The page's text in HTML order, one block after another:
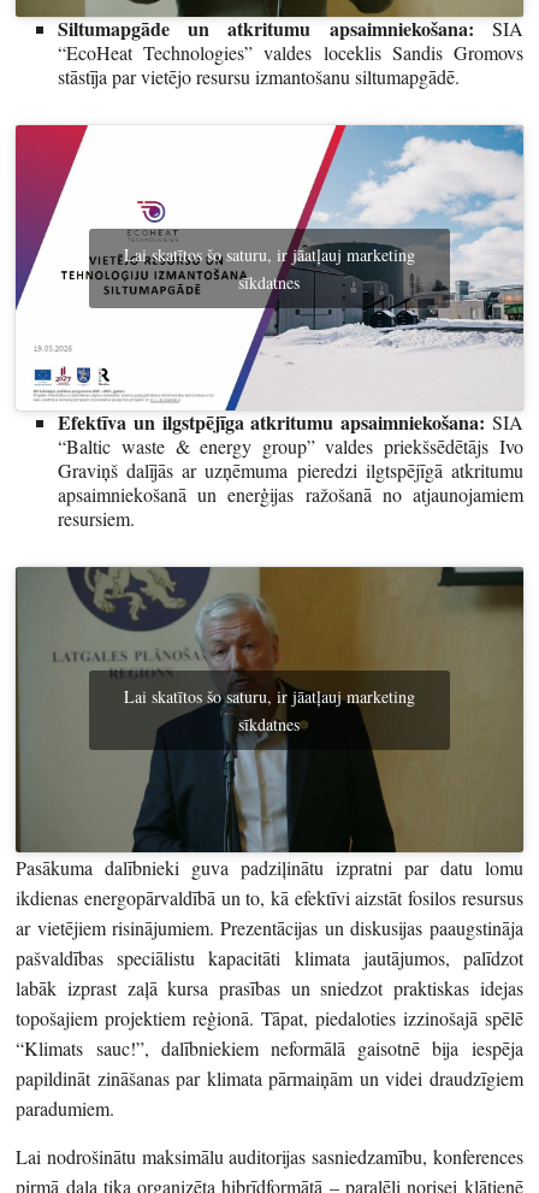
Siltumapgāde un atkritumu apsaimniekošana: SIA
“EcoHeat Technologies” valdes loceklis Sandis Gromovs
stāstīja par vietējo resursu izmantošanu siltumapgādē.
Lai skatītos šo saturu, ir jāatļauj marketing
sīkdatnes
Efektīva un ilgstpējīga atkritumu apsaimniekošana: SIA
“Baltic waste & energy group” valdes priekšsēdētājs Ivo
Graviņš dalījās ar uzņēmuma pieredzi ilgtspējīgā atkritumu
apsaimniekošanā un enerģijas ražošanā no atjaunojamiem
resursiem.
Lai skatītos šo saturu, ir jāatļauj marketing
sīkdatnes
Pasākuma dalībnieki guva padziļinātu izpratni par datu lomu
ikdienas energopārvaldībā un to, kā efektīvi aizstāt fosilos resursus
ar vietējiem risinājumiem. Prezentācijas un diskusijas paaugstināja
pašvaldības speciālistu kapacitāti klimata jautājumos, palīdzot
labāk izprast zaļā kursa prasības un sniedzot praktiskas idejas
topošajiem projektiem reģionā. Tāpat, piedaloties izzinošajā spēlē
“Klimats sauc!”, dalībniekiem neformālā gaisotnē bija iespēja
papildināt zināšanas par klimata pārmaiņām un videi draudzīgiem
paradumiem.
Lai nodrošinātu maksimālu auditorijas sasniedzamību, konferences
pirmā daļa tika organizēta hibrīdformātā – paralēli norisei klātienē